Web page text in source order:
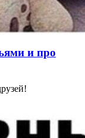
и про